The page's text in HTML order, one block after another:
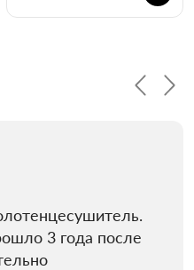
3 года после